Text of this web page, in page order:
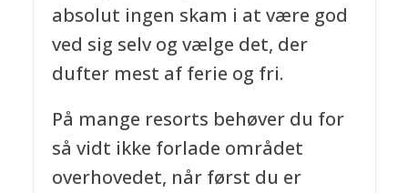
absolut ingen skam i at være god
ved sig selv og vælge det, der
dufter mest af ferie og fri.
På mange resorts behøver du for
så vidt ikke forlade området
overhovedet, når først du er